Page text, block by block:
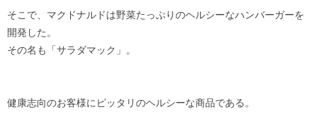
そこで、マクドナルドは野菜たっぷりのヘルシーなハンバーガーを
開発した。
その名も「サラダマック」。
健康志向のお客様にピッタリのヘルシーな商品である。